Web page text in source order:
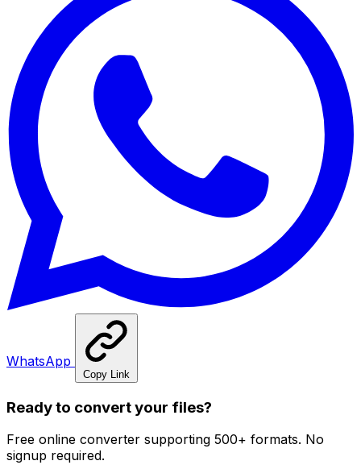
WhatsApp
Copy Link
Ready to convert your files?
Free online converter supporting 500+ formats. No
signup required.